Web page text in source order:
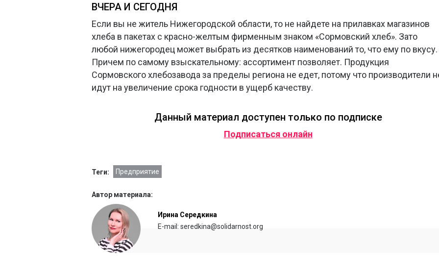
ВЧЕРА И СЕГОДНЯ
Если вы не житель Нижегородской области, то не найдете на прилавках магазинов
хлеба в пакетах с красно-желтым фирменным знаком «Сормовский хлеб». Зато
любой нижегородец может выбрать из десятков наименований то, что ему по вкусу.
Причем по самому взыскательному: ассортимент позволяет. Продукция
Сормовского хлебозавода за пределы региона не едет, потому что производители
идут на увеличение срока годности в ущерб качеству.
Данный материал доступен только по подписке
Подписаться онлайн
Теги: Предприятие
Автор материала:
Ирина Середкина
E-mail: seredkina@solidarnost.org